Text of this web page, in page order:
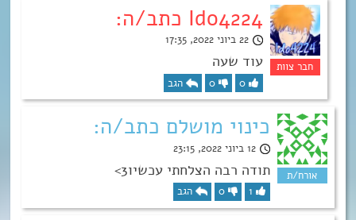
Ido4224 כתב/ה:
22 ביוני 2022, 17:35
עוד שעה
0
0 הגב
כינוי מושלם כתב/ה:
12 ביוני 2022, 23:15
תודה רבה הצלחתי עכשיו3>
1
0 הגב